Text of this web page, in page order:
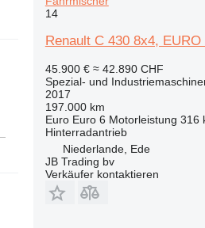
14
Renault C 430 8x4,
45.900 € ≈ 42.890 CHF
Spezial- und
2017
197.000 km
Euro Euro 6 Motorleistung 316
Hinterradantrieb
Niederlande, Ede
JB Trading bv
Verkäufer kontaktieren